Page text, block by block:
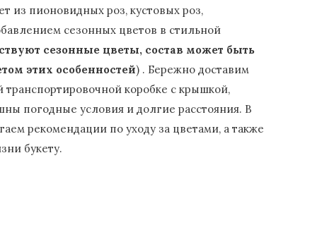
из пионовидных роз, кустовых роз,
сезонных цветов в стильной
сезонные цветы, состав может быть
этих особенностей) . Бережно доставим
коробке с крышкой,
погодные условия и долгие расстояния. В
рекомендации по уходу за цветами, а также
букету.